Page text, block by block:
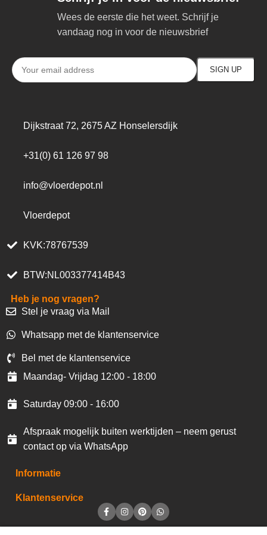
Wees de eerste die het weet. Schrijf je
vandaag nog in voor de nieuwsbrief
Dijkstraat 72, 2675 AZ Honselersdijk
+31(0) 61 126 97 98
info@vloerdepot.nl
Vloerdepot
KVK:78767539
BTW:NL003377414B43
Heb je nog vragen?
Stel je vraag via Mail
Whatsapp met de klantenservice
Bel met de klantenservice
Maandag- Vrijdag 12:00 - 18:00
Saturday 09:00 - 16:00
Afspraak mogelijk buiten werktijden – neem gerust
contact op via WhatsApp
Informatie
Klantenservice